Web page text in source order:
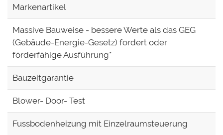
Markenartikel
Massive Bauweise - bessere Werte als das GEG
(Gebäude-Energie-Gesetz) fordert oder
förderfähige Ausführung*
Bauzeitgarantie
Blower- Door- Test
Fussbodenheizung mit Einzelraumsteuerung